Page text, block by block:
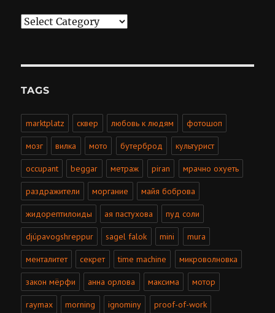
Categories
TAGS
marktplatz сквер любовь к людям фотошоп
мозг вилка мото бутерброд культурист
occupant beggar метраж piran мрачно охуеть
раздражители моргание майя боброва
жидорептилоиды ая пастухова пуд соли
djúpavogshreppur sagel falok mini mura
менталитет секрет time machine микроволновка
закон мёрфи анна орлова максима мотор
raymax morning ignominy proof-of-work